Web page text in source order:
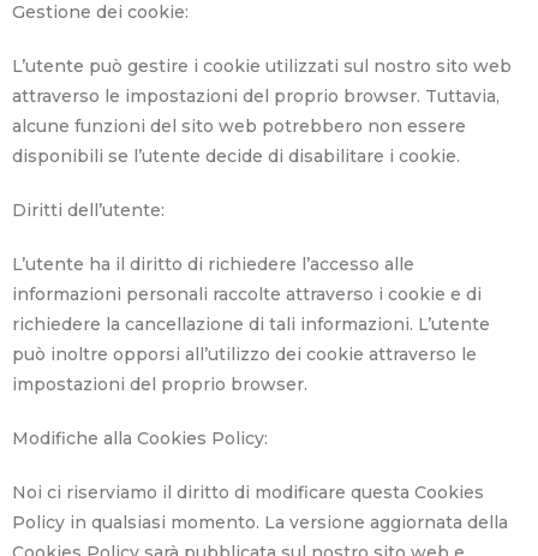
Gestione dei cookie:
L’utente può gestire i cookie utilizzati sul nostro sito web
attraverso le impostazioni del proprio browser. Tuttavia,
alcune funzioni del sito web potrebbero non essere
disponibili se l’utente decide di disabilitare i cookie.
Diritti dell’utente:
L’utente ha il diritto di richiedere l’accesso alle
informazioni personali raccolte attraverso i cookie e di
richiedere la cancellazione di tali informazioni. L’utente
può inoltre opporsi all’utilizzo dei cookie attraverso le
impostazioni del proprio browser.
Modifiche alla Cookies Policy:
Noi ci riserviamo il diritto di modificare questa Cookies
Policy in qualsiasi momento. La versione aggiornata della